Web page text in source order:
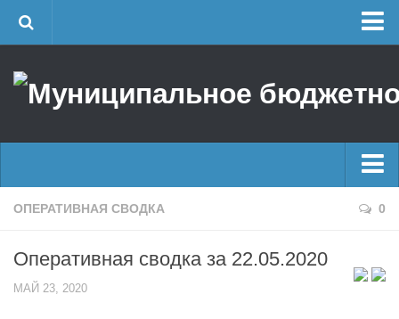
Об учреждении
Районные УГЗ
Поисково-спасательный отряд г. Уфы
Центр размещения пострадавших
Главные новости
Оперативная сводка
ОПЕРАТИВНАЯ СВОДКА 0
Оперативная сводка за 22.05.2020
МАЙ 23, 2020